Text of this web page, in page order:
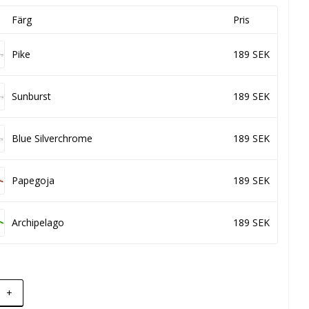
Färg Pris
Pike 189 SEK
Sunburst 189 SEK
Blue Silverchrome 189 SEK
Papegoja 189 SEK
Archipelago 189 SEK
+